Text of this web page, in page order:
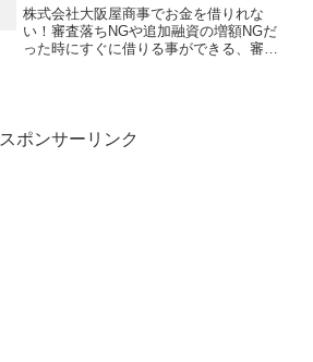
株式会社大阪屋商事でお金を借りれな
い！審査落ちNGや追加融資の増額NGだ
った時にすぐに借りる事ができる、審査
スポンサーリンク